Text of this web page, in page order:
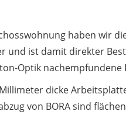
haben wir
und ist damit direkter
Optik nachempfundene
dicke
von BORA sind